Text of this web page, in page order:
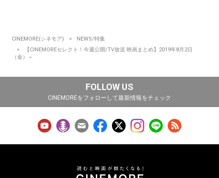
CINEMORE(シネモア)
NEWS/特集
【CINEMOREセレクト！今週公開/TV放送 映画まとめ】2019年8月2日
（金）～
FOLLOW US
CINEMOREをフォローして最新情報をチェック